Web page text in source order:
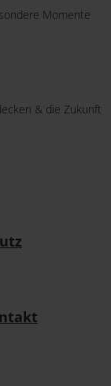
Momente
& die Zukunft